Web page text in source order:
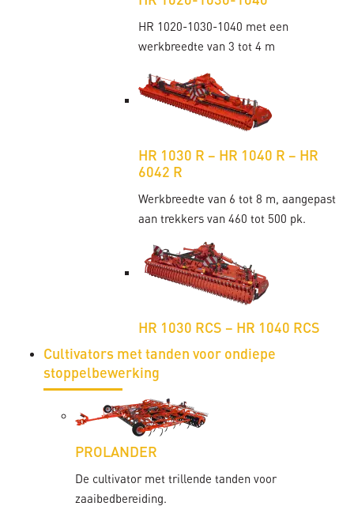
HR 1020-1030-1040 met een
werkbreedte van 3 tot 4 m
HR 1030 R – HR 1040 R – HR
6042 R
Werkbreedte van 6 tot 8 m, aangepast
aan trekkers van 460 tot 500 pk.
HR 1030 RCS – HR 1040 RCS
Cultivators met tanden voor ondiepe
stoppelbewerking
PROLANDER
De cultivator met trillende tanden voor
zaaibedbereiding.